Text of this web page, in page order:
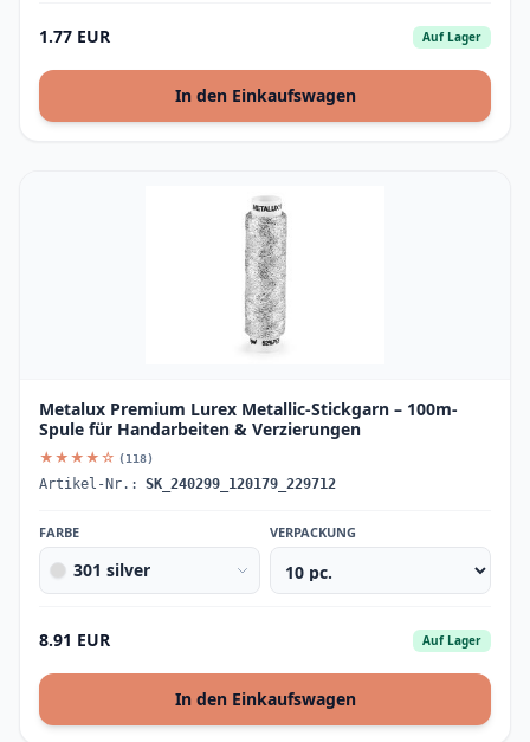
1.77 EUR Auf Lager
In den Einkaufswagen
Metalux Premium Lurex Metallic-Stickgarn – 100m-
Spule für Handarbeiten & Verzierungen
★★★★☆ (118)
Artikel-Nr.: SK_240299_120179_229712
FARBE
301 silver
VERPACKUNG
8.91 EUR Auf Lager
In den Einkaufswagen